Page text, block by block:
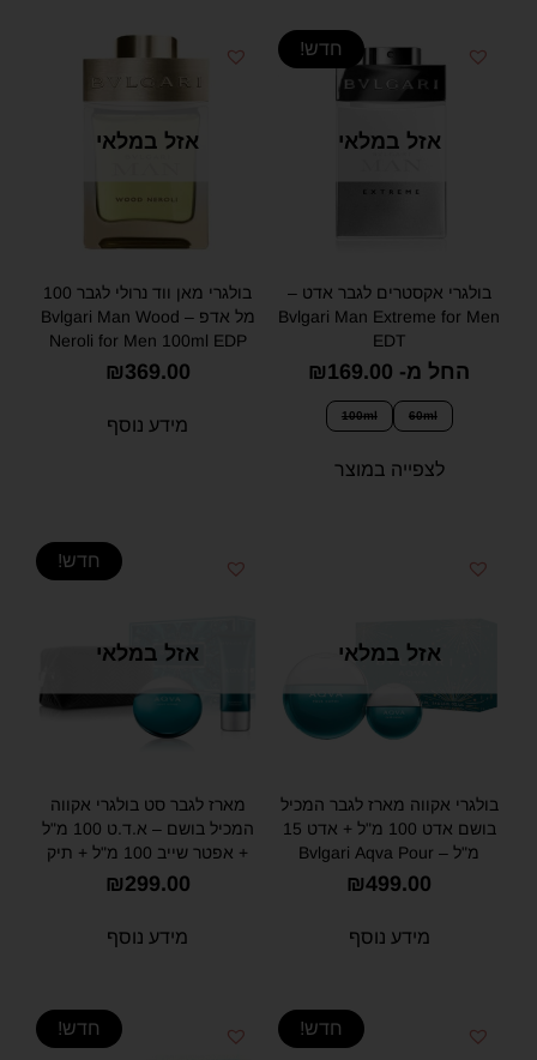
חדש!
אזל במלאי
בולגרי אקסטרים לגבר אדט –
Bvlgari Man Extreme for Men
EDT
החל מ- ₪169.00
60ml
100ml
לצפייה במוצר
אזל במלאי
בולגרי מאן ווד נרולי לגבר 100
מל אדפ – Bvlgari Man Wood
Neroli for Men 100ml EDP
₪369.00
מידע נוסף
אזל במלאי
בולגרי אקווה מארז לגבר המכיל
בושם אדט 100 מ"ל + אדט 15
מ"ל – Bvlgari Aqva Pour
Homme Set for Men 10ml +
₪499.00
מידע נוסף
חדש!
אזל במלאי
מארז לגבר סט בולגרי אקווה
המכיל בושם – א.ד.ט 100 מ"ל
+ אפטר שייב 100 מ"ל + תיק
רחצה – Bvlgari Aqva Pour
₪299.00
מידע נוסף
חדש! חדש!